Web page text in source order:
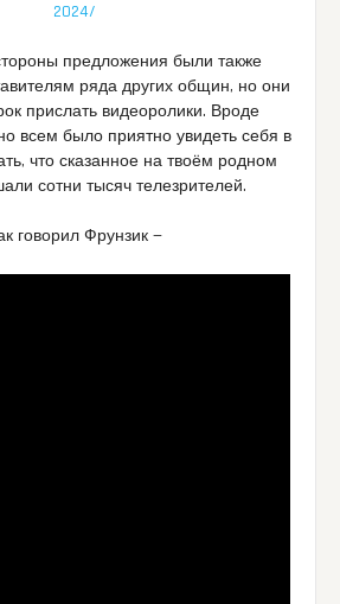
2024/
предложения были также
ряда других общин, но они
прислать видеоролики. Вроде
всем было приятно увидеть себя в
что сказанное на твоём родном
сотни тысяч телезрителей.
говорил Фрунзик —